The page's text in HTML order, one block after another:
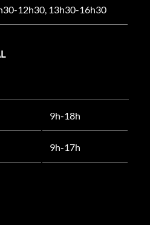
12h30, 13h30-16h30
9h-18h
9h-17h